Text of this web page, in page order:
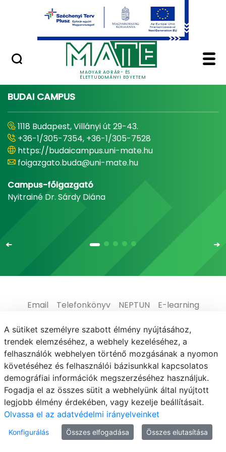
Ugrás a fő tartalomhoz
MAGYAR AGRÁR- ÉS
ÉLETTUDOMÁNYI EGYETEM
Minőségügy
Home - Magyar
BUDAI CAMPUS
1118 Budapest, Villányi út 29-43.
+36-1/305-7354, +36-1/305-7528
https://budaicampus.uni-mate.hu
foigazgato.buda@uni-mate.hu
Campus-főigazgató
Nyitrainé Dr. Sárdy Diána
Email Telefonkönyv NEPTUN
E-learning
Médiaközpont
Informatikai Igazgatóság
Adatvédelem
© MATE 2021
A sütiket személyre szabott élmény nyújtásához,
trendek elemzéséhez, a webhely kezeléséhez, a
felhasználók webhelyen történő mozgásának a nyomon
követéséhez és felhasználói bázisunkkal kapcsolatos
demográfiai információk megszerzéséhez használjuk.
Fogadja el az összes sütit a webhelyünk által nyújtott
legjobb élmény érdekében, vagy kezelje beállításait.
Olvassa el az adatvédelmi irányelveinket
Konfigurálás Összes elfogadása Összes elutasítása